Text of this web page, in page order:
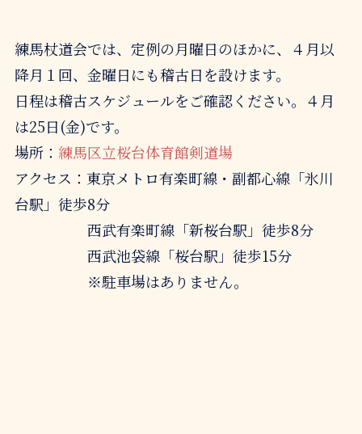
練馬杖道会では、定例の月曜日のほかに、４月以
降月１回、金曜日にも稽古日を設けます。
日程は稽古スケジュールをご確認ください。４月
は25日(金)です。
場所： 練馬区立桜台体育館剣道場
アクセス：東京メトロ有楽町線・副都心線「氷川
台駅」徒歩8分
西武有楽町線「新桜台駅」徒歩8分
西武池袋線「桜台駅」徒歩15分
※駐車場はありません。